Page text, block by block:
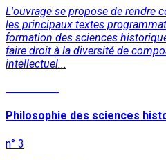
L'ouvrage se propose de rendre
les principaux textes
formation des sciences
faire droit à la diversité de
intellectuel...
Philosophie des sciences
n° 3